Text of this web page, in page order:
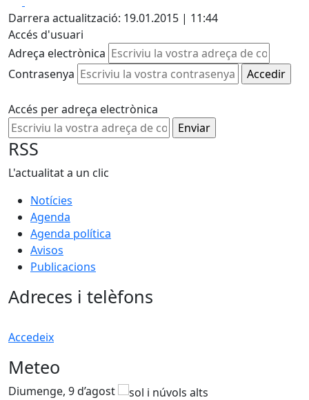
Darrera actualització: 19.01.2015 | 11:44
Accés d'usuari
Adreça electrònica
Contrasenya
Accés per adreça electrònica
RSS
L'actualitat a un clic
Notícies
Agenda
Agenda política
Avisos
Publicacions
Adreces i telèfons
Accedeix
Meteo
Diumenge, 9 d’agost